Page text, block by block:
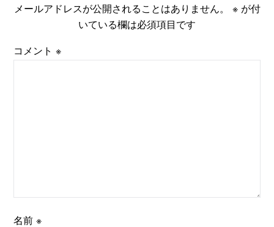
メールアドレスが公開されることはありません。 ※が付
いている欄は必須項目です
コメント※
名前※